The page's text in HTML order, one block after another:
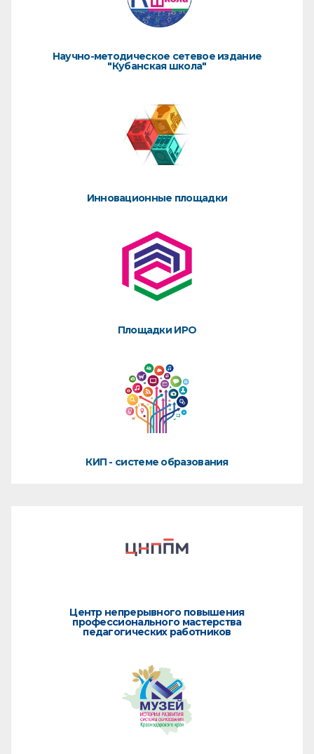
Научно-методическое сетевое издание
"Кубанская школа"
Инновационные площадки
Площадки ИРО
КИП - системе образования
Центр непрерывного повышения
профессионального мастерства
педагогических работников